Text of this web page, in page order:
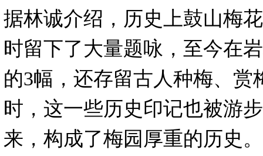
据林诚介绍，历史上鼓山梅
时留下了大量题咏，至今在
的3幅，还存留古人种梅、赏
时，这一些历史印记也被游
来，构成了梅园厚重的历史。